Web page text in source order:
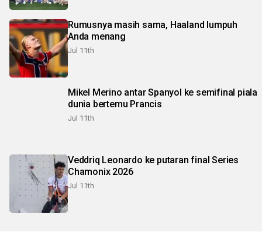
Rumusnya masih sama, Haaland lumpuh
Anda menang
Jul 11th
Mikel Merino antar Spanyol ke semifinal piala
dunia bertemu Prancis
Jul 11th
Veddriq Leonardo ke putaran final Series
Chamonix 2026
Jul 11th